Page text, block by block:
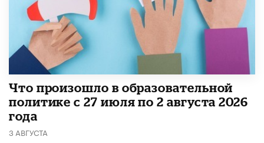
​Что произошло в образовательной
политике с 27 июля по 2 августа 2026
года
3 АВГУСТА